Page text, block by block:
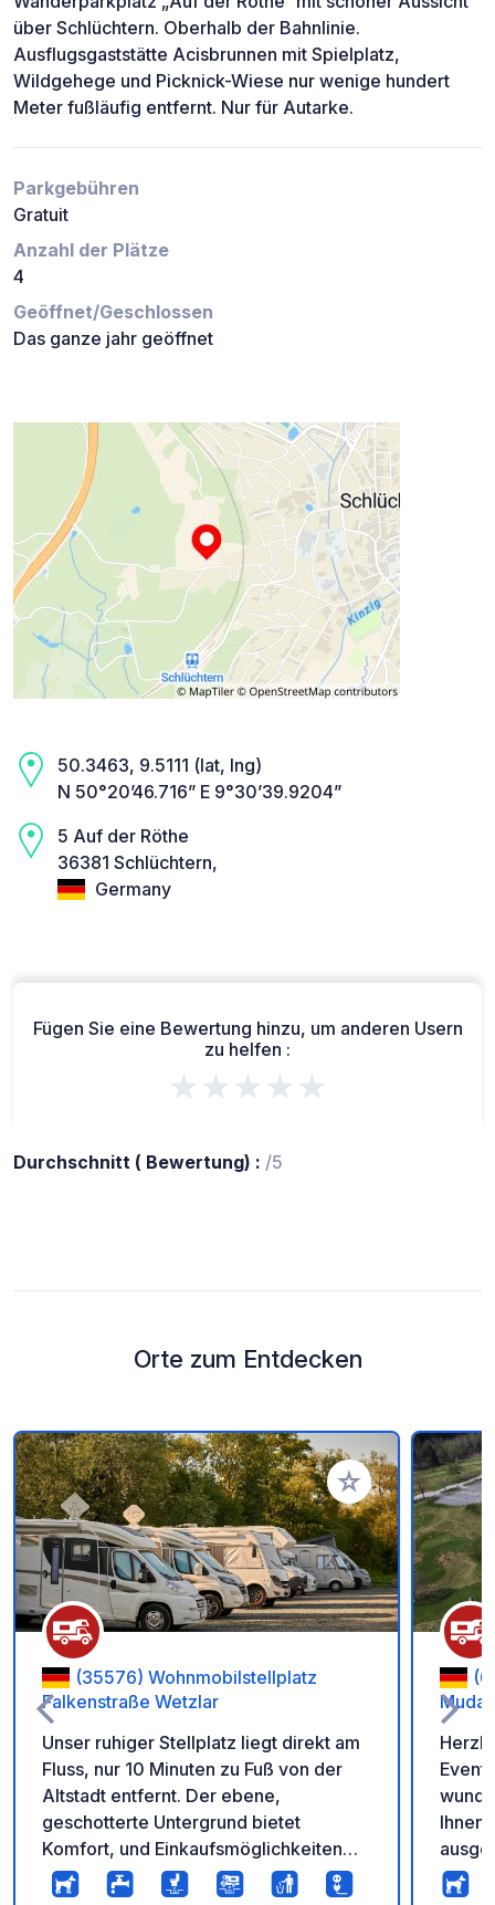
über Schlüchtern. Oberhalb der Bahnlinie.
Ausflugsgaststätte Acisbrunnen mit Spielplatz,
Wildgehege und Picknick-Wiese nur wenige hundert
Meter fußläufig entfernt. Nur für Autarke.
Parkgebühren
Gratuit
Anzahl der Plätze
4
Geöffnet/Geschlossen
Das ganze jahr geöffnet
50.3463, 9.5111 (lat, lng)
N 50°20’46.716” E 9°30’39.9204”
5 Auf der Röthe
36381 Schlüchtern,
Germany
Fügen Sie eine Bewertung hinzu, um anderen Usern
zu helfen :
★★★★★
Durchschnitt ( Bewertung) : /5
Orte zum Entdecken
Zu Ihren Favoriten
(35576) Wohnmobilstellplatz
Falkenstraße Wetzlar
Unser ruhiger Stellplatz liegt direkt am
Fluss, nur 10 Minuten zu Fuß von der
Altstadt entfernt. Der ebene,
geschotterte Untergrund bietet
Komfort, und Einkaufsmöglichkeiten
wie Bäcker, Metzger, Supermarkt und
Mudau
Ihnen
ausgestattet
direkt